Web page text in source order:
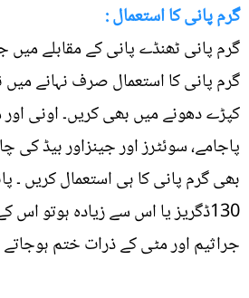
گرم پانی کا استعمال :
گرم پانی ٹھنڈے پانی کے مقابلے میں
گرم پانی کا استعمال صرف نہانے میں
کپڑے دھونے میں بھی کریں۔ اونی
پاجامے، سوئٹرز اور جینزاور بیڈ کی
بھی گرم پانی کا ہی استعمال کریں ۔
130ڈگریز یا اس سے زیادہ ہوتو اس
جراثیم اور مٹی کے ذرات ختم ہوجاتے